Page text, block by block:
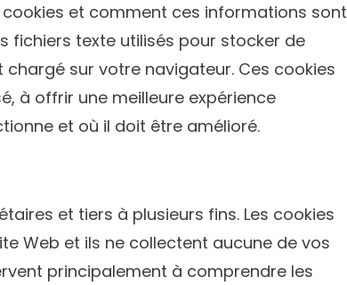
et comment ces informations sont
fichiers texte utilisés pour stocker de
sur votre navigateur. Ces cookies
à offrir une meilleure expérience
et où il doit être amélioré.
et tiers à plusieurs fins. Les cookies
Web et ils ne collectent aucune de vos
principalement à comprendre les